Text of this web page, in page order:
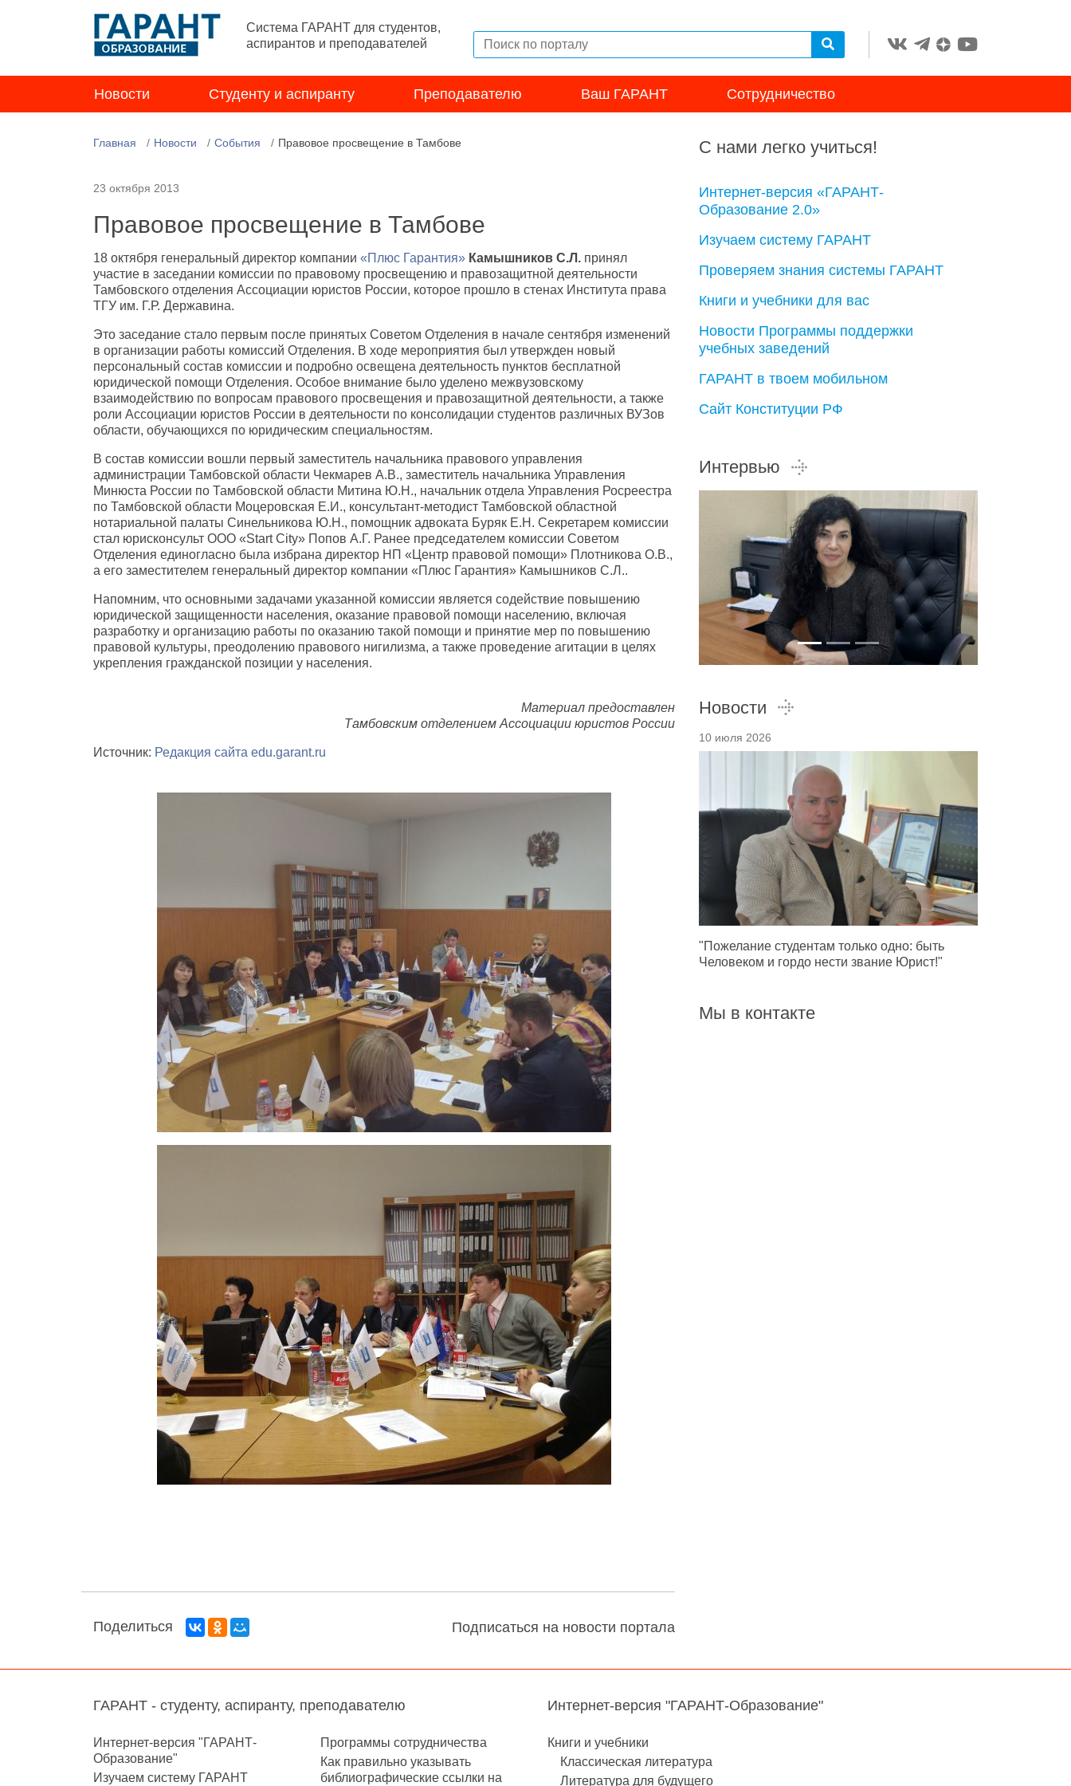
Система ГАРАНТ для студентов,
аспирантов и преподавателей
Новости Студенту и аспиранту Преподавателю Ваш ГАРАНТ Сотрудничество
Главная Новости События Правовое просвещение в Тамбове
23 октября 2013
Правовое просвещение в Тамбове
18 октября генеральный директор компании «Плюс Гарантия» Камышников С.Л. принял
участие в заседании комиссии по правовому просвещению и правозащитной деятельности
Тамбовского отделения Ассоциации юристов России, которое прошло в стенах Института права
ТГУ им. Г.Р. Державина.
Это заседание стало первым после принятых Советом Отделения в начале сентября изменений
в организации работы комиссий Отделения. В ходе мероприятия был утвержден новый
персональный состав комиссии и подробно освещена деятельность пунктов бесплатной
юридической помощи Отделения. Особое внимание было уделено межвузовскому
взаимодействию по вопросам правового просвещения и правозащитной деятельности, а также
роли Ассоциации юристов России в деятельности по консолидации студентов различных ВУЗов
области, обучающихся по юридическим специальностям.
В состав комиссии вошли первый заместитель начальника правового управления
администрации Тамбовской области Чекмарев А.В., заместитель начальника Управления
Минюста России по Тамбовской области Митина Ю.Н., начальник отдела Управления Росреестра
по Тамбовской области Моцеровская Е.И., консультант-методист Тамбовской областной
нотариальной палаты Синельникова Ю.Н., помощник адвоката Буряк Е.Н. Секретарем комиссии
стал юрисконсульт ООО «Start Сity» Попов А.Г. Ранее председателем комиссии Советом
Отделения единогласно была избрана директор НП «Центр правовой помощи» Плотникова О.В.,
а его заместителем генеральный директор компании «Плюс Гарантия» Камышников С.Л..
Напомним, что основными задачами указанной комиссии является содействие повышению
юридической защищенности населения, оказание правовой помощи населению, включая
разработку и организацию работы по оказанию такой помощи и принятие мер по повышению
правовой культуры, преодолению правового нигилизма, а также проведение агитации в целях
укрепления гражданской позиции у населения.
Материал предоставлен
Тамбовским отделением Ассоциации юристов России
Источник: Редакция сайта edu.garant.ru
Поделиться Подписаться на новости портала
С нами легко учиться!
Интернет-версия «ГАРАНТ-
Образование 2.0»
Изучаем систему ГАРАНТ
Проверяем знания системы ГАРАНТ
Книги и учебники для вас
Новости Программы поддержки
учебных заведений
ГАРАНТ в твоем мобильном
Сайт Конституции РФ
Интервью
Новости
10 июля 2026
"Пожелание студентам только одно: быть
Человеком и гордо нести звание Юрист!"
Мы в контакте
ГАРАНТ - студенту, аспиранту, преподавателю
Интернет-версия "ГАРАНТ-
Образование"
Изучаем систему ГАРАНТ
Программы сотрудничества
Как правильно указывать
библиографические ссылки на
Интернет-версия "ГАРАНТ-Образование"
Книги и учебники
Классическая литература
Литература для будущего